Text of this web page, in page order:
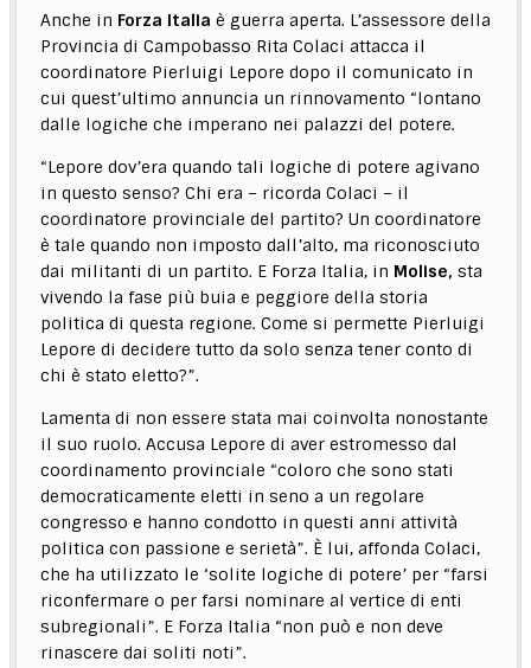
Anche in Forza Italia è guerra aperta. L’assessore della
Provincia di Campobasso Rita Colaci attacca il
coordinatore Pierluigi Lepore dopo il comunicato in
cui quest’ultimo annuncia un rinnovamento “lontano
dalle logiche che imperano nei palazzi del potere.
“Lepore dov’era quando tali logiche di potere agivano
in questo senso? Chi era – ricorda Colaci – il
coordinatore provinciale del partito? Un coordinatore
è tale quando non imposto dall’alto, ma riconosciuto
dai militanti di un partito. E Forza Italia, in Molise, sta
vivendo la fase più buia e peggiore della storia
politica di questa regione. Come si permette Pierluigi
Lepore di decidere tutto da solo senza tener conto di
chi è stato eletto?”.
Lamenta di non essere stata mai coinvolta nonostante
il suo ruolo. Accusa Lepore di aver estromesso dal
coordinamento provinciale “coloro che sono stati
democraticamente eletti in seno a un regolare
congresso e hanno condotto in questi anni attività
politica con passione e serietà”. È lui, affonda Colaci,
che ha utilizzato le ‘solite logiche di potere’ per “farsi
riconfermare o per farsi nominare al vertice di enti
subregionali”. E Forza Italia “non può e non deve
rinascere dai soliti noti”.